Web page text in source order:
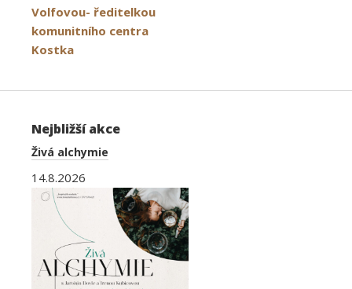
pro
příspěvek
Volfovou- ředitelkou
komunitního centra
Kostka
Nejbližší akce
Živá alchymie
14.8.2026